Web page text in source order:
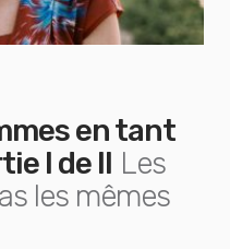
en tant
I de II Les
les mêmes